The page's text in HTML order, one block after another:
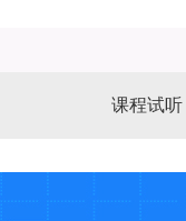
课程试听